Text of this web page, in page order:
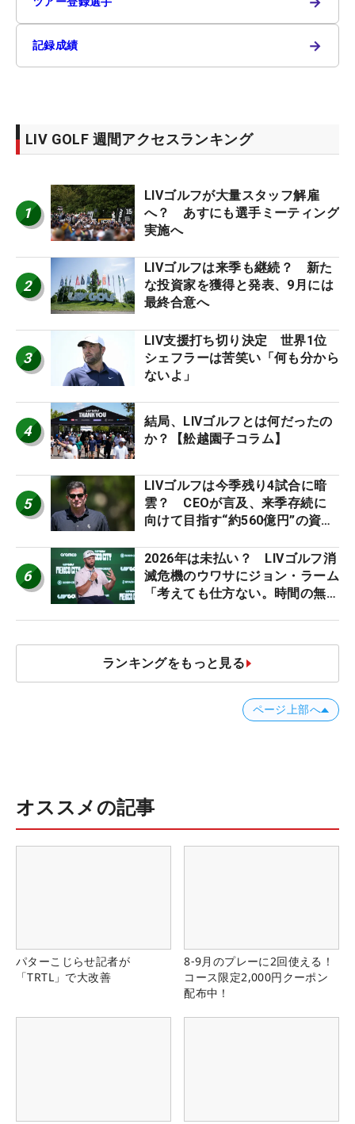
記録成績 →
LIV GOLF 週間アクセスランキング
1
LIVゴルフが大量スタッフ解雇
へ？ あすにも選手ミーティング
実施へ
2
LIVゴルフは来季も継続？ 新た
な投資家を獲得と発表、9月には
最終合意へ
3
LIV支援打ち切り決定 世界1位
シェフラーは苦笑い「何も分から
ないよ」
4
結局、LIVゴルフとは何だったの
か？【舩越園子コラム】
5
LIVゴルフは今季残り4試合に暗
雲？ CEOが言及、来季存続に
向けて目指す“約560億円”の資金
6
2026年は未払い？ LIVゴルフ消
滅危機のウワサにジョン・ラーム
「考えても仕方ない。時間の無
ランキングをもっと見る
ページ上部へ
オススメの記事
パターこじらせ記者が
「TRTL」で大改善
8-9月のプレーに2回使える！
コース限定2,000円クーポン
配布中！